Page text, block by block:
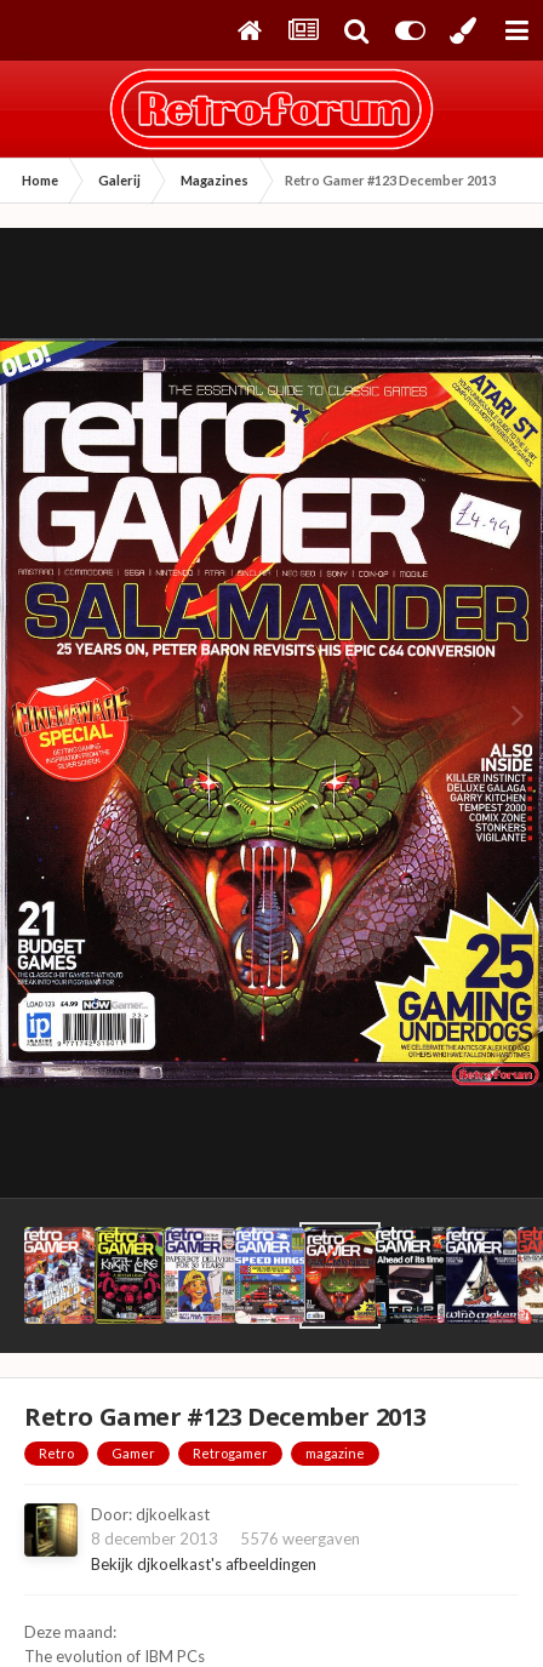
Home Galerij Magazines Retro Gamer #123 December 2013
Retro Gamer #123 December 2013
Retro Gamer Retrogamer magazine
Door:djkoelkast
8 december 2013
5576 weergaven
Bekijk djkoelkast's afbeeldingen
Deze maand:
The evolution of IBM PCs